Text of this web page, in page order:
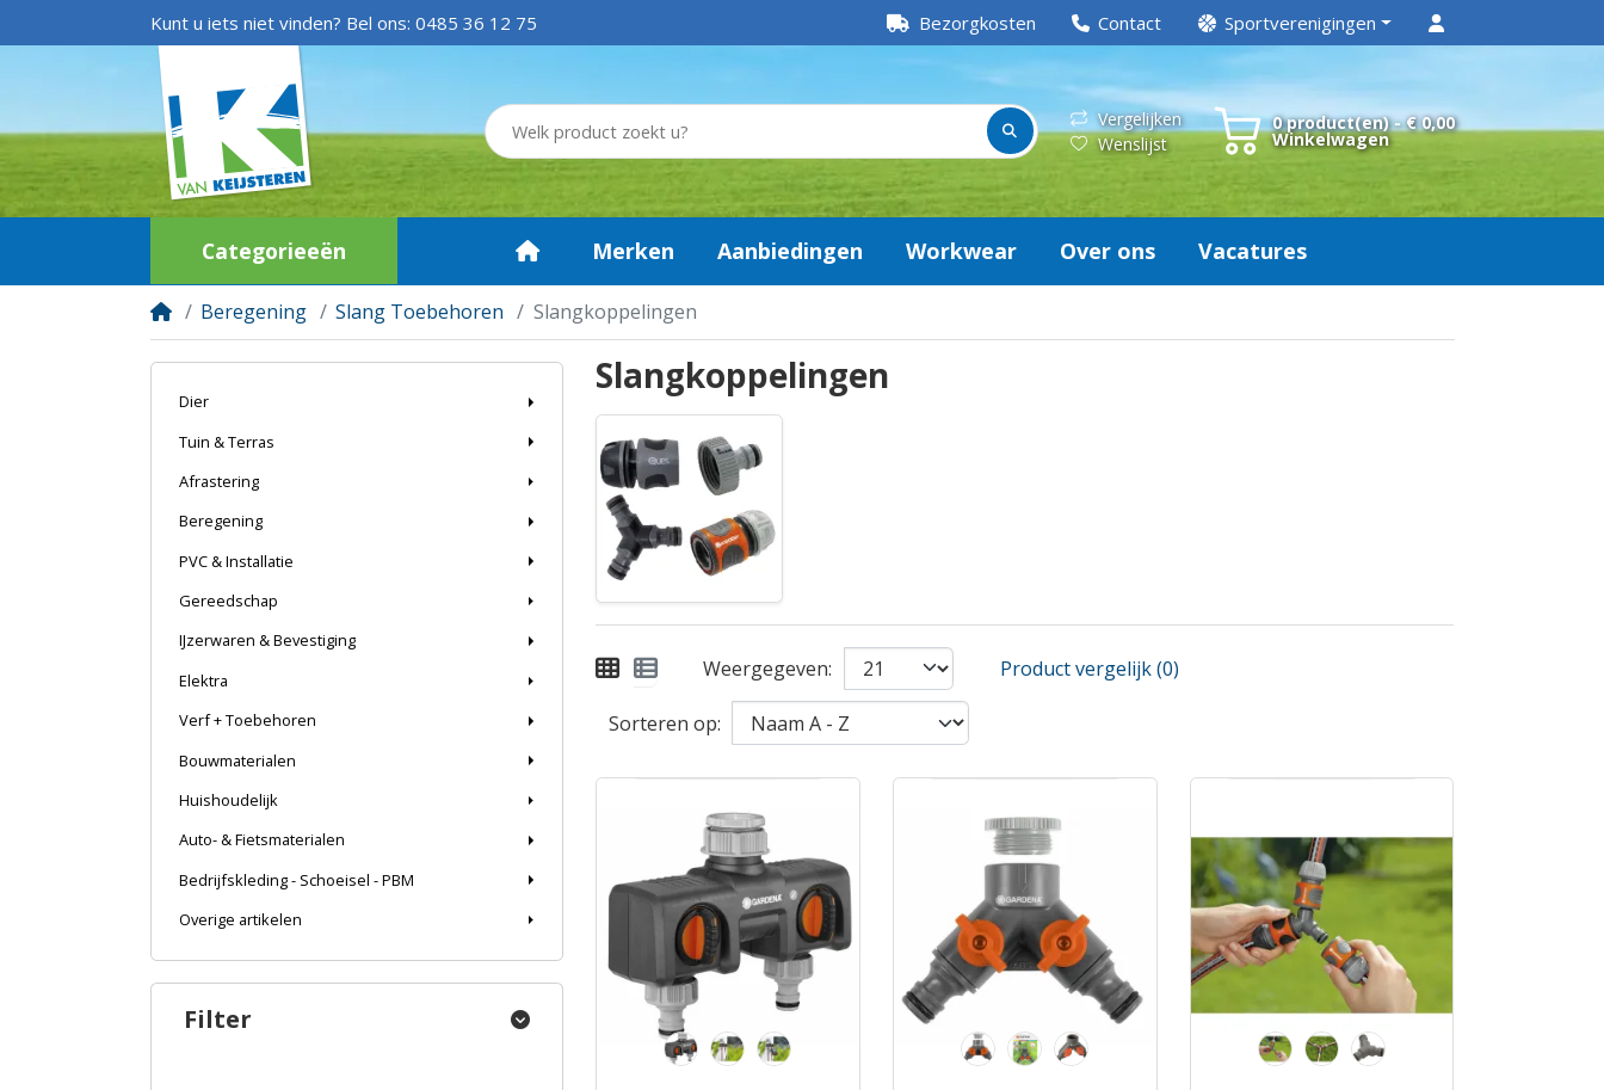
Kunt u iets niet vinden? Bel ons: 0485 36 12 75 Bezorgkosten Contact Sportverenigingen
Vergelijken
Wenslijst
Winkelwagen
0 product(en) - € 0,00
Categorieeën Merken Aanbiedingen Workwear Over ons Vacatures
Beregening Slang Toebehoren Slangkoppelingen
Dier
Tuin & Terras
Afrastering
Beregening
PVC & Installatie
Gereedschap
IJzerwaren & Bevestiging
Elektra
Verf + Toebehoren
Bouwmaterialen
Huishoudelijk
Auto- & Fietsmaterialen
Bedrijfskleding - Schoeisel - PBM
Overige artikelen
Filter
Slangkoppelingen
Weergegeven: Product vergelijk (0)
Sorteren op: